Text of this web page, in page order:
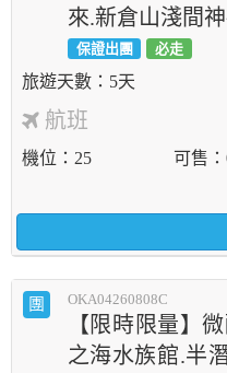
來.新倉山淺間
保證出團 必走
5天
航班
機位 25 可售
團 OKA04260808C
【限時限量】
之海水族館.半